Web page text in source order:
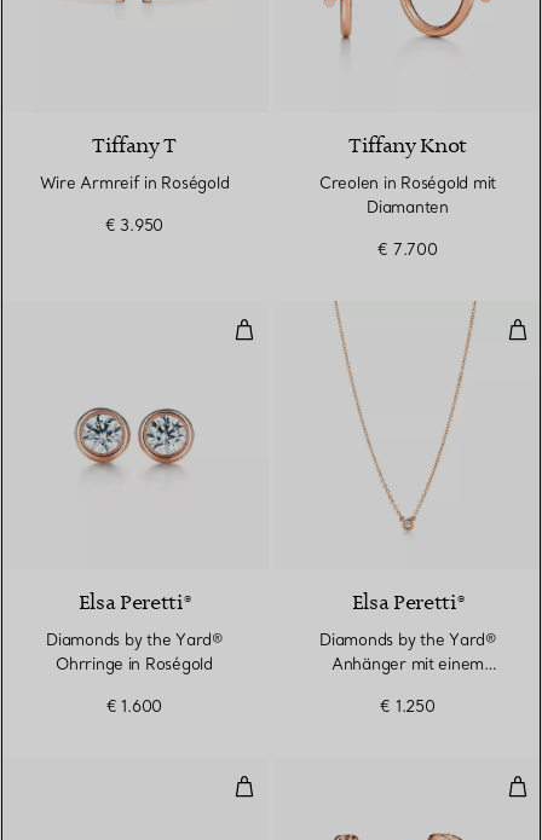
Tiffany T
Wire Armreif in Roségold
€ 3.950
Tiffany Knot
Creolen in Roségold mit
Diamanten
€ 7.700
Diamonds by the Yard®
2 Materialien
Elsa Peretti®
Diamonds by the Yard®
Ohrringe in Roségold
€ 1.600
Elsa Peretti®
Diamonds by the Yard®
Anhänger mit einem
€ 1.250
Schmaler Ring mit Flügeln in